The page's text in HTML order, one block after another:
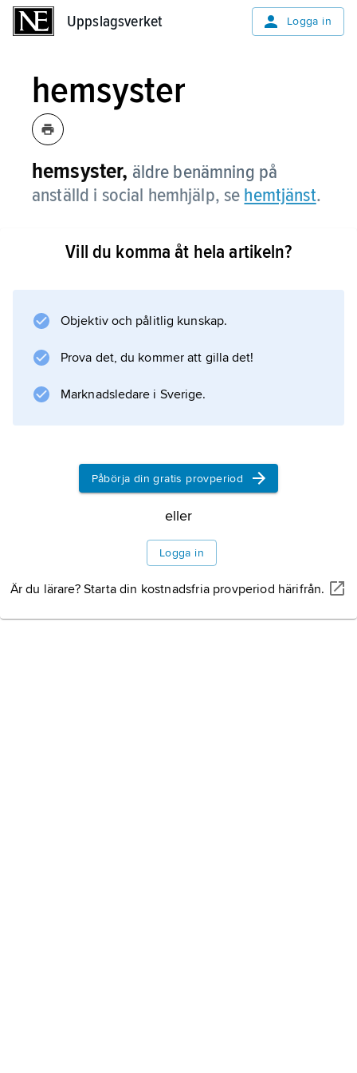
Uppslagsverket Logga in
hemsyster
hemsyster, äldre benämning på
anställd i social hemhjälp, se hemtjänst.
Vill du komma åt hela artikeln?
Objektiv och pålitlig kunskap.
Prova det, du kommer att gilla det!
Marknadsledare i Sverige.
Påbörja din gratis provperiod
eller
Logga in
Är du lärare? Starta din kostnadsfria provperiod härifrån.